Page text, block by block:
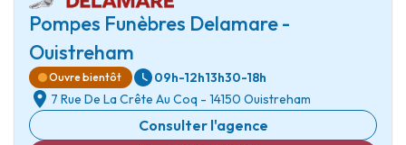
Pompes Funèbres Delamare -
Ouistreham
Ouvre bientôt 09h-12h13h30-18h
7 Rue De La Crête Au Coq - 14150 Ouistreham
Consulter l'agence